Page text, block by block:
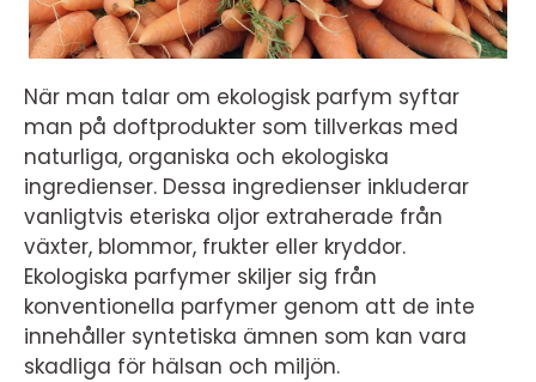
När man talar om ekologisk parfym syftar
man på doftprodukter som tillverkas med
naturliga, organiska och ekologiska
ingredienser. Dessa ingredienser inkluderar
vanligtvis eteriska oljor extraherade från
växter, blommor, frukter eller kryddor.
Ekologiska parfymer skiljer sig från
konventionella parfymer genom att de inte
innehåller syntetiska ämnen som kan vara
skadliga för hälsan och miljön.